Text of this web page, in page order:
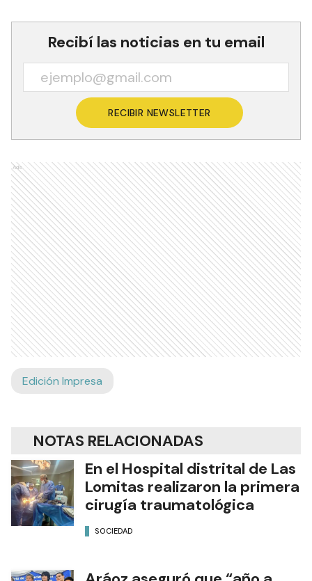
Recibí las noticias en tu email
RECIBIR NEWSLETTER
Ads
Edición Impresa
NOTAS RELACIONADAS
En el Hospital distrital de Las
Lomitas realizaron la primera
cirugía traumatológica
SOCIEDAD